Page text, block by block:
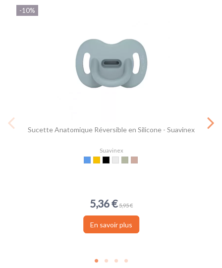
-10%
Sucette Anatomique Réversible en Silicone - Suavinex
Suavinex
5,36 € 5,95 €
BleuMoutarde
Terracota
Transparent
Vert armée
Nude
En savoir plus